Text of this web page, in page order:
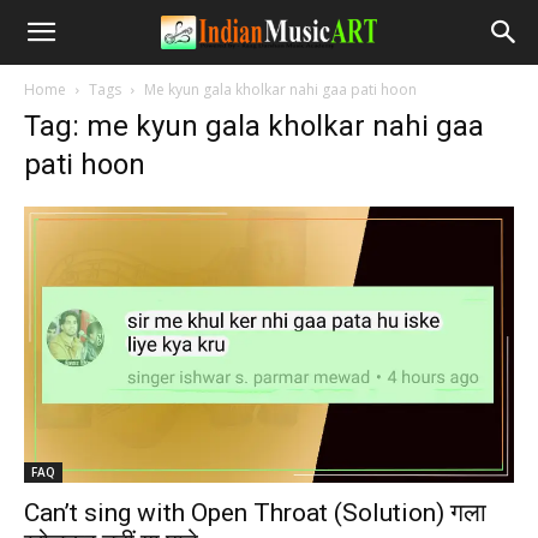
Home Tags Me kyun gala kholkar nahi gaa pati hoon
Tag: me kyun gala kholkar nahi gaa
pati hoon
FAQ
Can’t sing with Open Throat (Solution) गला